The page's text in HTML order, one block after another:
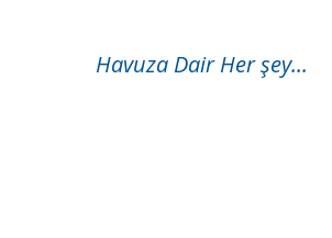
Havuza Dair Her şey...